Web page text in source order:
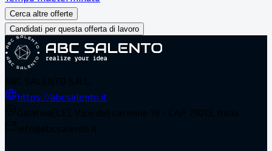
Cerca altre offerte
Candidati per questa offerta di lavoro
https://abcsalento.it